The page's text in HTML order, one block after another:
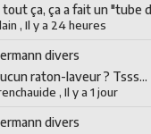
tout ça, ça a fait un "tube
,Il y a 24 heures
divers
raton-laveur ? Tsss...
,Il y a 1 jour
divers